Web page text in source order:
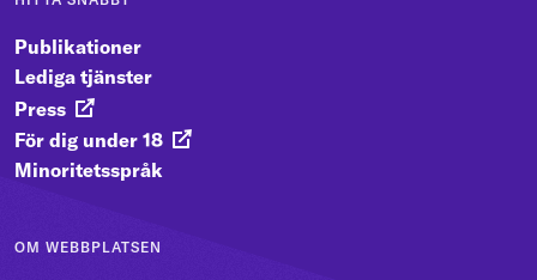
Publikationer
Lediga tjänster
Press
För dig under 18
Minoritetsspråk
OM WEBBPLATSEN